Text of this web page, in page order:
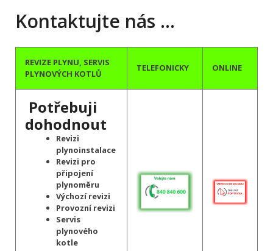
Kontaktujte nás …
REVIZE PLYNU, SERVIS
PLYNOVÝCH KOTLŮ
TELEFONICKY ONLINE
Potřebuji
dohodnout
Revizi
plynoinstalace
Revizi pro
připojení
plynoměru
Výchozí revizi
Provozní revizi
Servis
plynového
kotle